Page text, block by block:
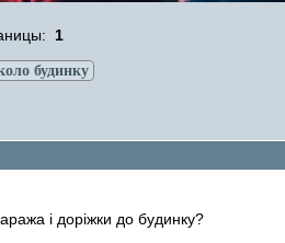
1
будинку
і доріжки до будинку?